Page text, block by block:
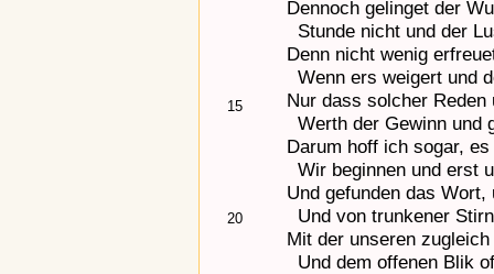
15
20
Dennoch gelinget der
Stunde nicht und der
Denn nicht wenig
Wenn ers weigert und
Nur dass solcher
Werth der Gewinn und
Darum hoff ich sogar,
Wir beginnen und erst
Und gefunden das
Und von trunkener
Mit der unseren
Und dem offenen Blik